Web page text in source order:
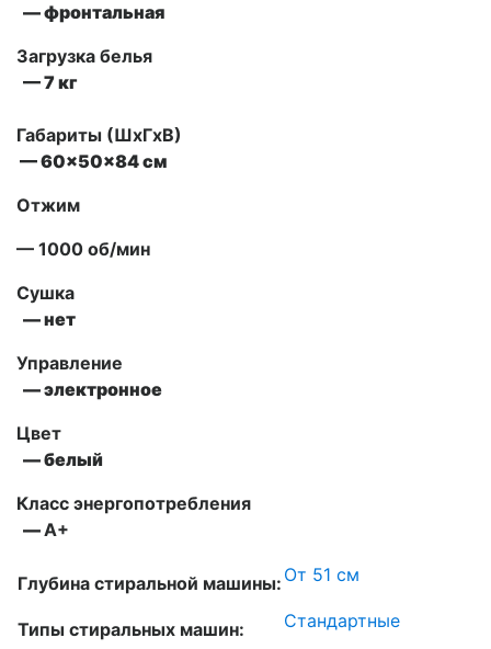
— фронтальная
Загрузка белья
— 7 кг
Габариты (ШxГxВ)
— 60x50x84 см
Отжим
— 1000 об/мин
Сушка
— нет
Управление
— электронное
Цвет
— белый
Класс энергопотребления
—А+
Глубина стиральной машины: От 51 см
Типы стиральных машин: Стандартные